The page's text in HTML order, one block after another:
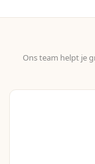
Ons team helpt je